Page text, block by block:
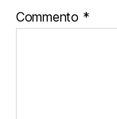
Commento *